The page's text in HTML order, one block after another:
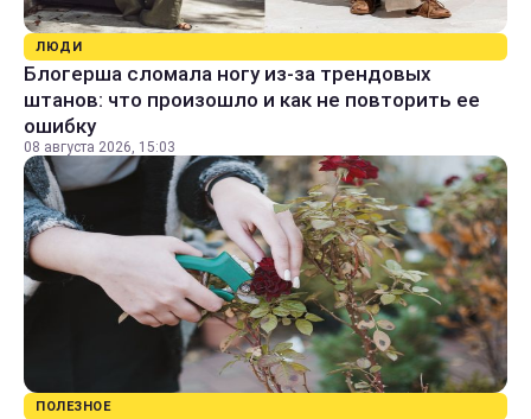
ЛЮДИ
Блогерша сломала ногу из-за трендовых
штанов: что произошло и как не повторить ее
ошибку
08 августа 2026, 15:03
ПОЛЕЗНОЕ